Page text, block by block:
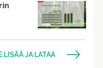
LISÄÄ JA LATAA